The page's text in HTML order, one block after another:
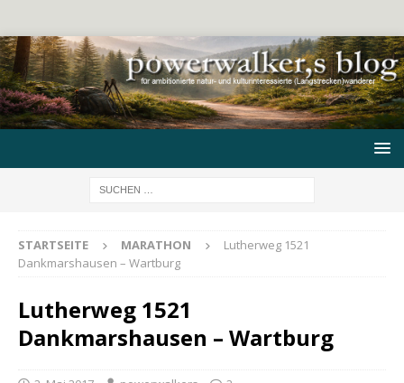
STARTSEITE MARATHON
Lutherweg 1521
Dankmarshausen – Wartburg
Lutherweg 1521
Dankmarshausen – Wartburg